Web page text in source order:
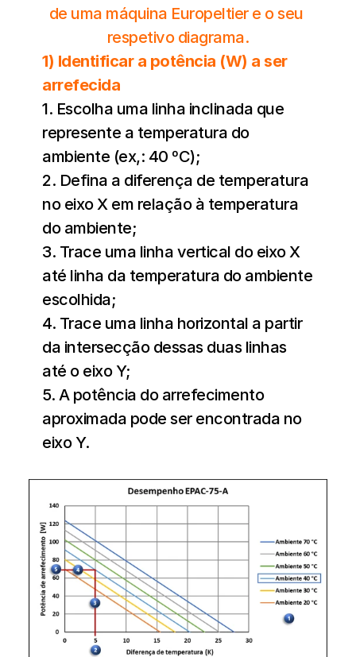
de uma máquina Europeltier e o seu
respetivo diagrama.
1) Identificar a potência (W) a ser
arrefecida
1. Escolha uma linha inclinada que
represente a temperatura do
ambiente (ex,: 40 ºC);
2. Defina a diferença de temperatura
no eixo X em relação à temperatura
do ambiente;
3. Trace uma linha vertical do eixo X
até linha da temperatura do ambiente
escolhida;
4. Trace uma linha horizontal a partir
da intersecção dessas duas linhas
até o eixo Y;
5. A potência do arrefecimento
aproximada pode ser encontrada no
eixo Y.